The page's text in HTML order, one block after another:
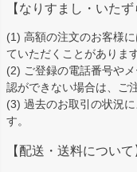
【なりすまし・いた
(1) 高額の注文のお客様
ていただくことがあります
(2) ご登録の電話番号や
認ができない場合は、ご
(3) 過去のお取引の状況
す。
【配送・送料について